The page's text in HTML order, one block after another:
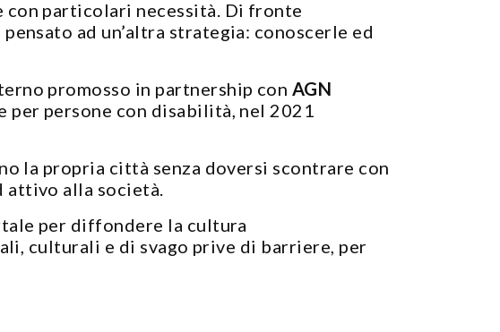
con particolari necessità. Di fronte
ad un’altra strategia: conoscerle ed
promosso in partnership con AGN
persone con disabilità, nel 2021
la propria città senza doversi scontrare con
attivo alla società.
per diffondere la cultura
culturali e di svago prive di barriere, per